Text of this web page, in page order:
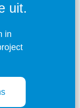
uit.
in